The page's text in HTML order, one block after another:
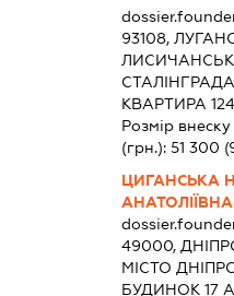
93108,
КВАРТИРА 124
Розмір
(грн.):51 300
ЦИГАНСЬКА
АНАТОЛІЇВНА
49000,
МІСТО
БУДИНОК 17